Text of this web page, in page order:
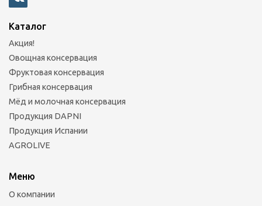
Каталог
Акция!
Овощная консервация
Фруктовая консервация
Грибная консервация
Мёд и молочная консервация
Продукция DAPNI
Продукция Испании
AGROLIVE
Меню
О компании